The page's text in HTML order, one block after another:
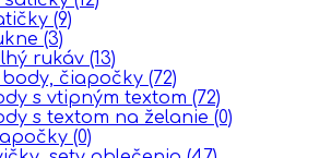
(9)
(3)
rukáv (13)
čiapočky (72)
s vtipným textom (72)
s textom na želanie (0)
(0)